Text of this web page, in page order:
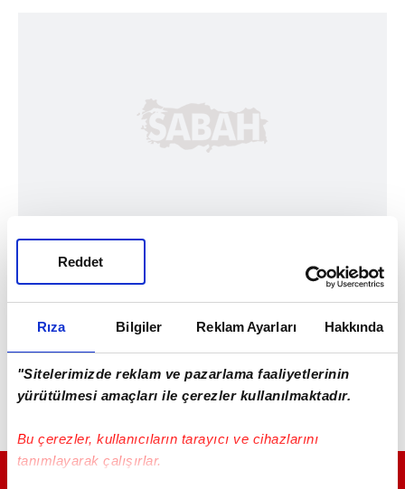
Rıza Bilgiler Reklam Ayarları Hakkında
"Sitelerimizde reklam ve pazarlama faaliyetlerinin
yürütülmesi amaçları ile çerezler kullanılmaktadır.
Bu çerezler, kullanıcıların tarayıcı ve cihazlarını
tanımlayarak çalışırlar.
Reddet
GÜNÜN EN ÖNEMLİ MANŞETLERİ İÇİN TIKLAYIN